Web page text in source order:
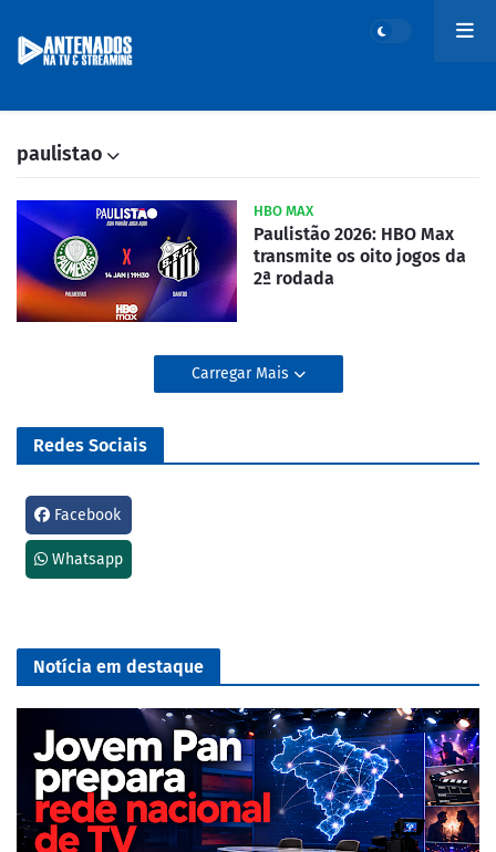
paulistao
HBO MAX
Paulistão 2026: HBO Max
transmite os oito jogos da
2ª rodada
Carregar Mais
Redes Sociais
Facebook
Whatsapp
Notícia em destaque